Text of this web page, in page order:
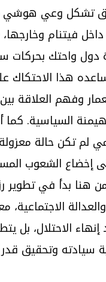
تشكل وعي هوشي
فيتنام
دول واحتك بحركات
هذا الاحتكاك
وفهم العلاقة
السياسية. كما
لم تكن حالة
إخضاع الشعوب
هنا بدأ في تطوير
الاجتماعية،
الاحتلال، بل
سيادته وتحقيق قدر